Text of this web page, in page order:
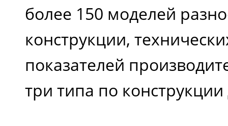
более 150 моделей
конструкции,
показателей
три типа по конструкции